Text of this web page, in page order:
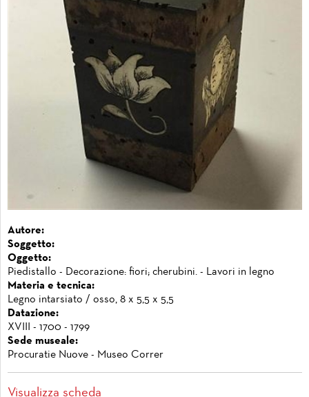
Autore:
Soggetto:
Oggetto:
Piedistallo - Decorazione: fiori; cherubini. - Lavori in legno
Materia e tecnica:
Legno intarsiato / osso, 8 x 5,5 x 5,5
Datazione:
XVIII - 1700 - 1799
Sede museale:
Procuratie Nuove - Museo Correr
Visualizza scheda